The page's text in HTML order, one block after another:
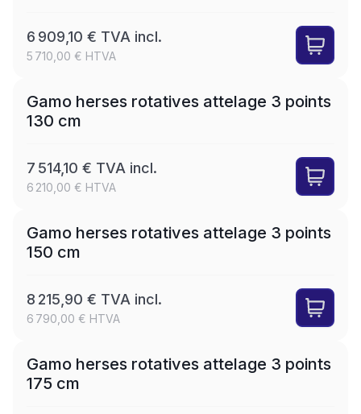
6 909,10 € TVA incl.
5 710,00 € HTVA LEASE
Gamo herses rotatives attelage 3 points
130 cm
7 514,10 € TVA incl.
6 210,00 € HTVA LEASE
Gamo herses rotatives attelage 3 points
150 cm
8 215,90 € TVA incl.
6 790,00 € HTVA LEASE
Gamo herses rotatives attelage 3 points
175 cm